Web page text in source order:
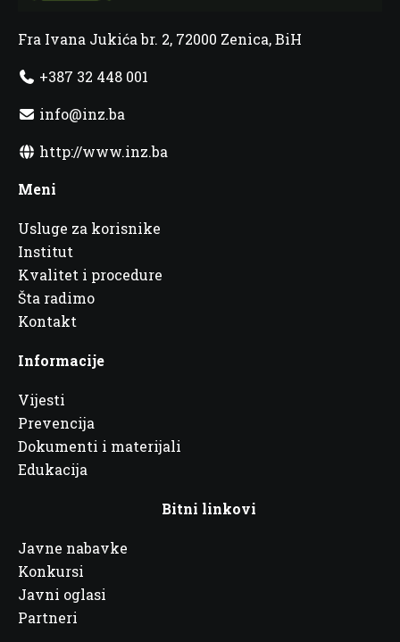
Fra Ivana Jukića br. 2, 72000 Zenica, BiH
+387 32 448 001
info@inz.ba
http://www.inz.ba
Meni
Usluge za korisnike
Institut
Kvalitet i procedure
Šta radimo
Kontakt
Informacije
Vijesti
Prevencija
Dokumenti i materijali
Edukacija
Bitni linkovi
Javne nabavke
Konkursi
Javni oglasi
Partneri